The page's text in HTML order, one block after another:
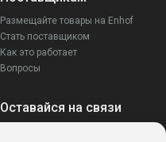
Размещайте товары на Enhof
Стать поставщиком
Как это работает
Вопросы
Оставайся на связи